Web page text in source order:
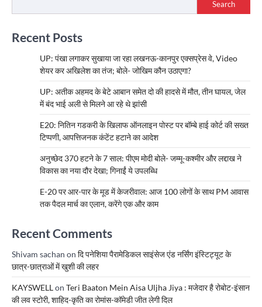
Search
Recent Posts
UP: पंखा लगाकर सुखाया जा रहा लखनऊ-कानपुर एक्सप्रेस वे, Video
शेयर कर अखिलेश का तंज; बोले- जोखिम कौन उठाएगा?
UP: अतीक अहमद के बेटे आबान समेत दो की हादसे में मौत, तीन घायल, जेल
में बंद भाई अली से मिलने आ रहे थे झांसी
E20: नितिन गडकरी के खिलाफ ऑनलाइन पोस्ट पर बॉम्बे हाई कोर्ट की सख्त
टिप्पणी, आपत्तिजनक कंटेंट हटाने का आदेश
अनुच्छेद 370 हटने के 7 साल: पीएम मोदी बोले- जम्मू-कश्मीर और लद्दाख ने
विकास का नया दौर देखा; गिनाईं ये उपलब्धि
E-20 पर आर-पार के मूड में केजरीवाल: आज 100 लोगों के साथ PM आवास
तक पैदल मार्च का एलान, करेंगे एक और काम
Recent Comments
Shivam sachan on दि पनेशिया पैरामेडिकल साइंसेज एंड नर्सिंग इंस्टिट्यूट के
छात्र-छात्राओं में खुशी की लहर
KAYSWELLon Teri Baaton Mein Aisa Uljha Jiya : मजेदार है रोबोट-इंसान
की लव स्टोरी, शाहिद-कृति का रोमांस-कॉमेडी जीत लेगी दिल